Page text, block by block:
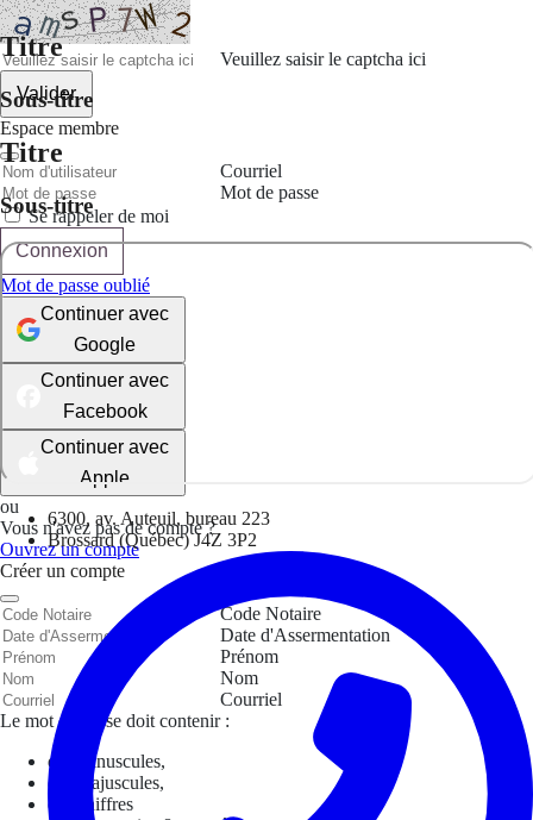
Titre
Sous-titre
Titre
Sous-titre
6300, av. Auteuil, bureau 223
Brossard (Québec) J4Z 3P2
Veuillez saisir le captcha ici
Valider
Espace membre
Courriel
Mot de passe
Se rappeler de moi
Connexion
Mot de passe oublié
Continuer avec
Google
Continuer avec
Facebook
Continuer avec
Apple
ou
Vous n'avez pas de compte ?
Ouvrez un compte
Créer un compte
Code Notaire
Date d'Assermentation
Prénom
Nom
Courriel
Le mot de passe doit contenir :
des minuscules,
des majuscules,
des chiffres